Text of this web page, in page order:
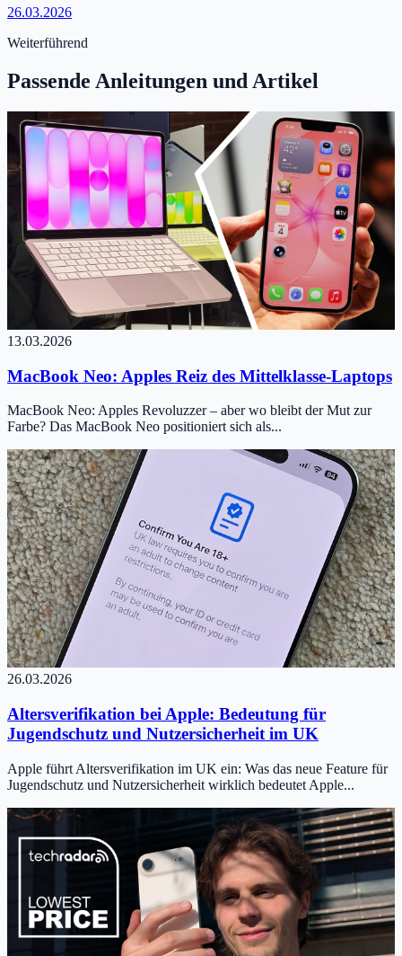
26.03.2026
Weiterführend
Passende Anleitungen und Artikel
13.03.2026
MacBook Neo: Apples Reiz des Mittelklasse-Laptops
MacBook Neo: Apples Revoluzzer – aber wo bleibt der Mut zur
Farbe? Das MacBook Neo positioniert sich als...
26.03.2026
Altersverifikation bei Apple: Bedeutung für
Jugendschutz und Nutzersicherheit im UK
Apple führt Altersverifikation im UK ein: Was das neue Feature für
Jugendschutz und Nutzersicherheit wirklich bedeutet Apple...